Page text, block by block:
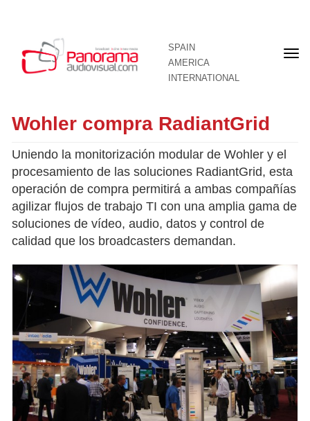
SPAIN
AMERICA
INTERNATIONAL
Wohler compra RadiantGrid
Uniendo la monitorización modular de Wohler y el
procesamiento de las soluciones RadiantGrid, esta
operación de compra permitirá a ambas compañías
agilizar flujos de trabajo TI con una amplia gama de
soluciones de vídeo, audio, datos y control de
calidad que los broadcasters demandan.